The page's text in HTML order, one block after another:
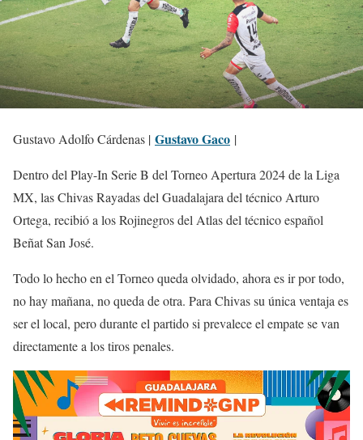
Gustavo Adolfo Cárdenas | Gustavo Gaco |
Dentro del Play-In Serie B del Torneo Apertura 2024 de la Liga
MX, las Chivas Rayadas del Guadalajara del técnico Arturo
Ortega, recibió a los Rojinegros del Atlas del técnico español
Beñat San José.
Todo lo hecho en el Torneo queda olvidado, ahora es ir por todo,
no hay mañana, no queda de otra. Para Chivas su única ventaja es
ser el local, pero durante el partido si prevalece el empate se van
directamente a los tiros penales.